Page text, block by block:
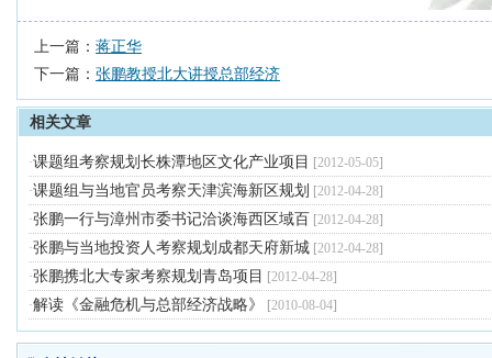
上一篇： 蒋正华
下一篇： 张鹏教授北大讲授总部经济
相关文章
·课题组考察规划长株潭地区文化产业项目 [2012-05-05]
·课题组与当地官员考察天津滨海新区规划 [2012-04-28]
·张鹏一行与漳州市委书记洽谈海西区域百 [2012-04-28]
·张鹏与当地投资人考察规划成都天府新城 [2012-04-28]
·张鹏携北大专家考察规划青岛项目 [2012-04-28]
·解读《金融危机与总部经济战略》 [2010-08-04]